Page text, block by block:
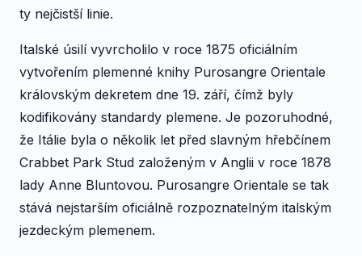
ty nejčistší linie.
Italské úsilí vyvrcholilo v roce 1875 oficiálním
vytvořením plemenné knihy Purosangre Orientale
královským dekretem dne 19. září, čímž byly
kodifikovány standardy plemene. Je pozoruhodné,
že Itálie byla o několik let před slavným hřebčínem
Crabbet Park Stud založeným v Anglii v roce 1878
lady Anne Bluntovou. Purosangre Orientale se tak
stává nejstarším oficiálně rozpoznatelným italským
jezdeckým plemenem.